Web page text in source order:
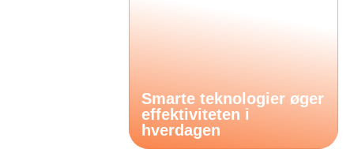
Smarte teknologier øger
effektiviteten i
hverdagen